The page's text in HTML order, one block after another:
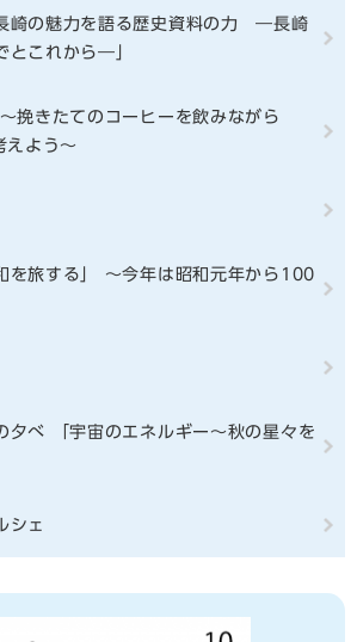
崎の魅力を語る歴史資料の力 ―長崎
とこれから―」
挽きたてのコーヒーを飲みながら
えよう〜
を旅する」 ～今年は昭和元年から100
夕べ 「宇宙のエネルギー～秋の星々を
シェ